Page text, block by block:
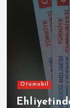
Otomobil